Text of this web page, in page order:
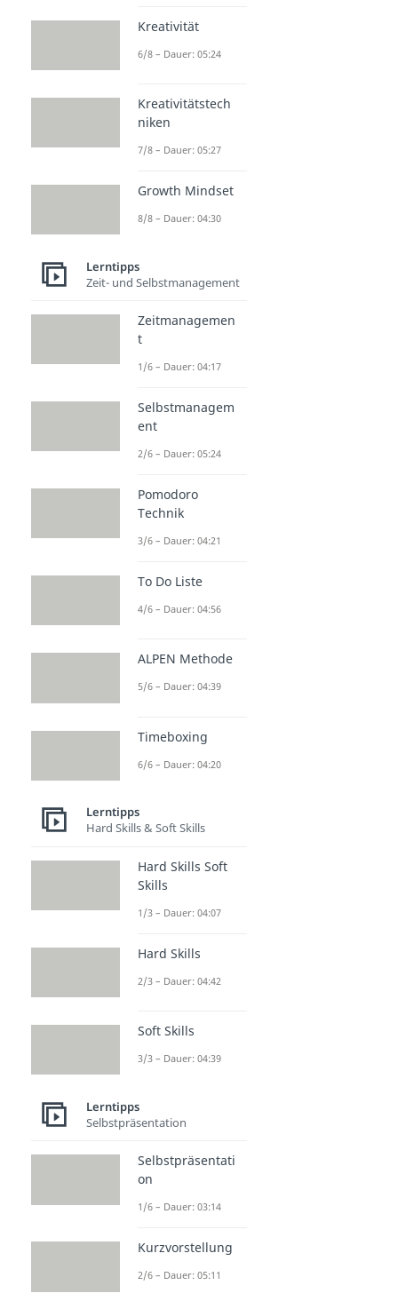
Kreativität
6/8 – Dauer: 05:24
Kreativitätstech
niken
7/8 – Dauer: 05:27
Growth Mindset
8/8 – Dauer: 04:30
Lerntipps
Zeit- und Selbstmanagement
Zeitmanagemen
t
1/6 – Dauer: 04:17
Selbstmanagem
ent
2/6 – Dauer: 05:24
Pomodoro
Technik
3/6 – Dauer: 04:21
To Do Liste
4/6 – Dauer: 04:56
ALPEN Methode
5/6 – Dauer: 04:39
Timeboxing
6/6 – Dauer: 04:20
Lerntipps
Hard Skills & Soft Skills
Hard Skills Soft
Skills
1/3 – Dauer: 04:07
Hard Skills
2/3 – Dauer: 04:42
Soft Skills
3/3 – Dauer: 04:39
Lerntipps
Selbstpräsentation
Selbstpräsentati
on
1/6 – Dauer: 03:14
Kurzvorstellung
2/6 – Dauer: 05:11